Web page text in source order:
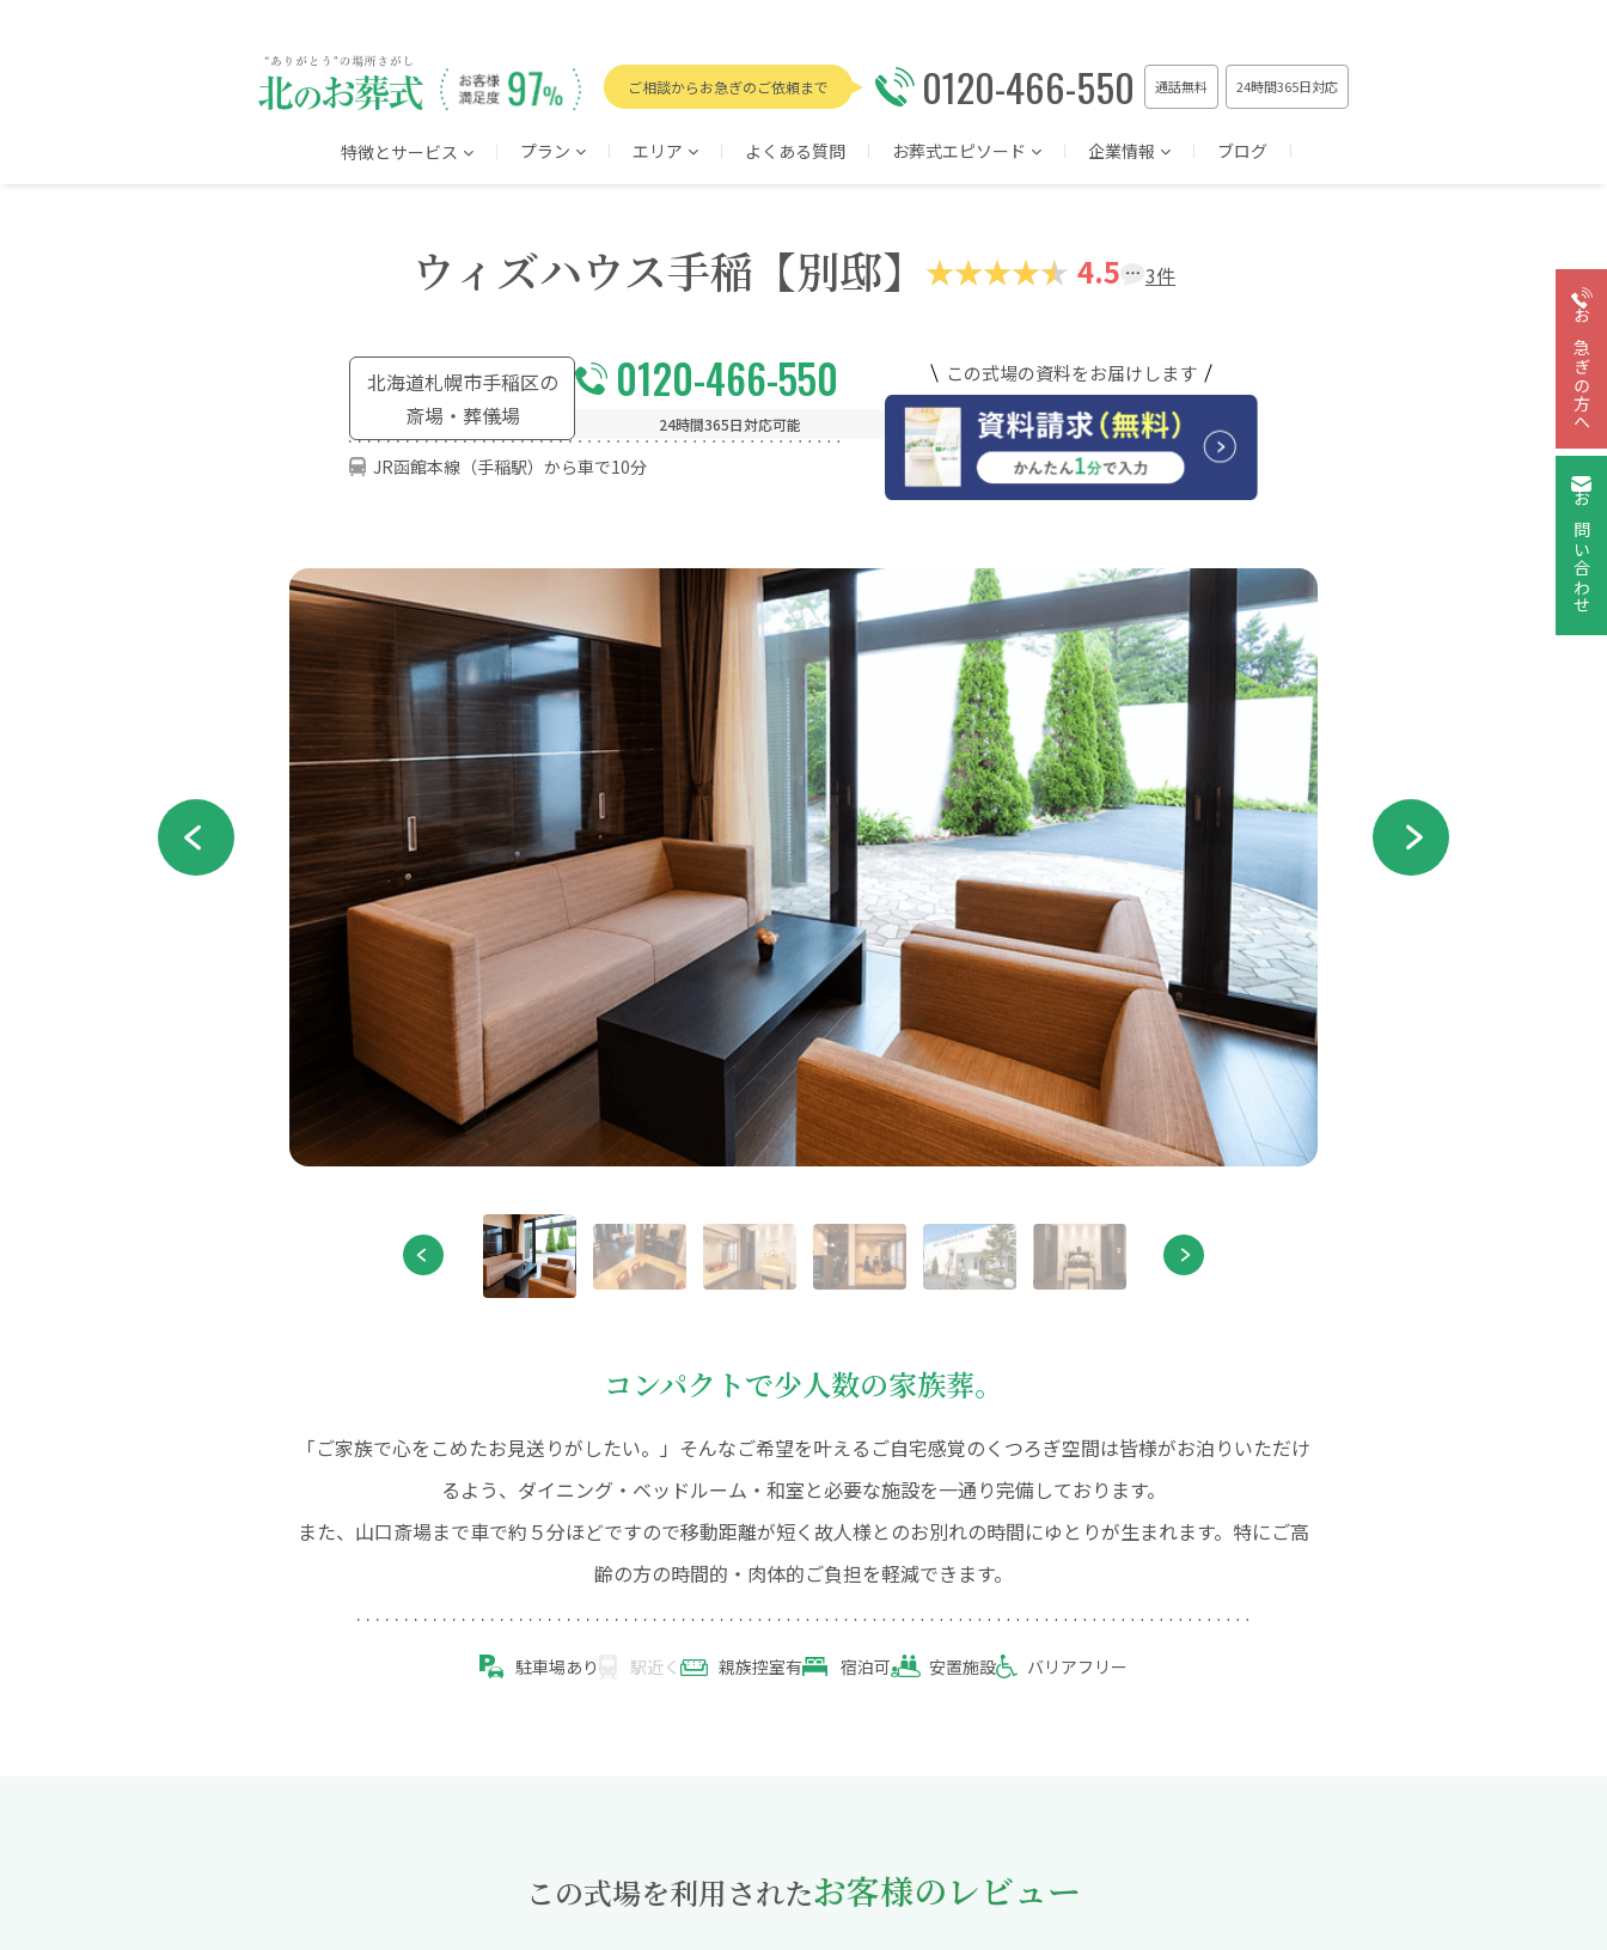
お急ぎの方へ
お問い合わせ
ご相談からお急ぎのご依頼まで 0120-466-550 通話無料 24時間365日対応
特徴とサービス プラン エリア よくある質問 お葬式エピソード 企業情報 ブログ
ウィズハウス手稲【別邸】 4.5 3件
北海道札幌市手稲区の
斎場・葬儀場
0120-466-550
24時間365日対応可能
JR函館本線（手稲駅）から車で10分
この式場の資料をお届けします
コンパクトで少人数の家族葬。
「ご家族で心をこめたお見送りがしたい。」そんなご希望を叶えるご自宅感覚のくつろぎ空間は皆様がお泊りいただけ
るよう、ダイニング・ベッドルーム・和室と必要な施設を一通り完備しております。
また、山口斎場まで車で約５分ほどですので移動距離が短く故人様とのお別れの時間にゆとりが生まれます。特にご高
齢の方の時間的・肉体的ご負担を軽減できます。
駐車場あり 駅近く 親族控室有 宿泊可 安置施設 バリアフリー
この式場を利用されたお客様のレビュー